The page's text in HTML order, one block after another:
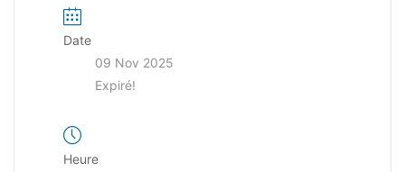
Date
09 Nov 2025
Expiré!
Heure